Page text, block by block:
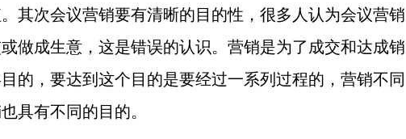
其次会议营销要有清晰的目的性，很多人认为会议营销
做成生意，这是错误的认识。营销是为了成交和达成销
的，要达到这个目的是要经过一系列过程的，营销不同
具有不同的目的。